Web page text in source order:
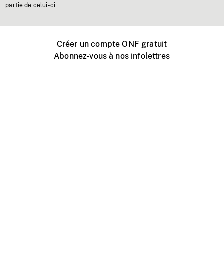
partie de celui-ci.
Créer un compte ONF gratuit
Abonnez-vous à nos infolettres